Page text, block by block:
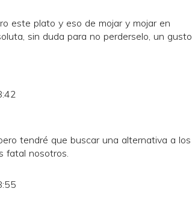
este plato y eso de mojar y mojar en
sin duda para no perderselo, un gusto
tendré que buscar una alternativa a los
fatal nosotros.